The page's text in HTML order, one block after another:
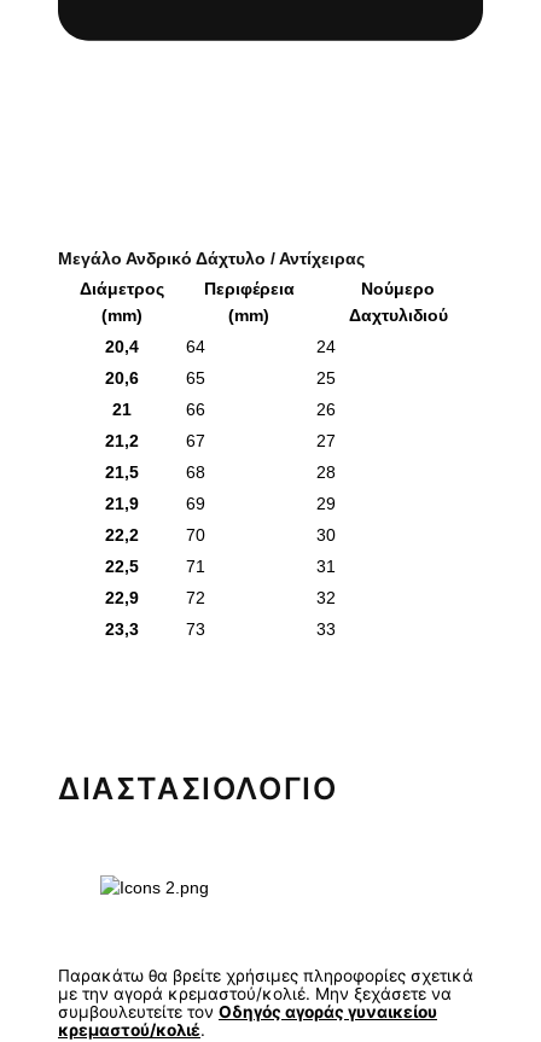
Μεγάλο Ανδρικό Δάχτυλο / Αντίχειρας
Διάμετρος
(mm)
Περιφέρεια
(mm)
Νούμερο
Δαχτυλιδιού
20,4
64
24
20,6
65
25
21
66
26
21,2
67
27
21,5
68
28
21,9
69
29
22,2
70
30
22,5
71
31
22,9
72
32
23,3
73 33
ΔΙΑΣΤΑΣΙΟΛΟΓΙΟ
Παρακάτω θα βρείτε χρήσιμες πληροφορίες σχετικά
με την αγορά κρεμαστού/κολιέ. Μην ξεχάσετε να
συμβουλευτείτε τον Οδηγός αγοράς γυναικείου
κρεμαστού/κολιέ.